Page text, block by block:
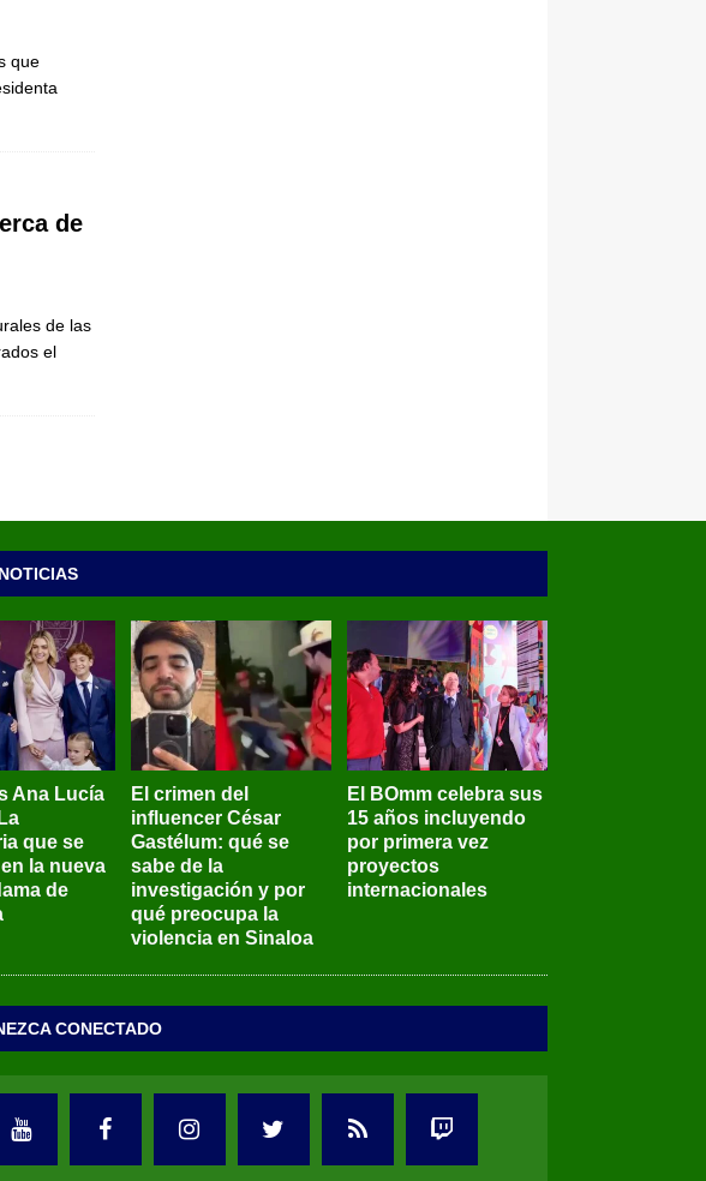
que
de
de las
el
Ana Lucía
que se
la nueva
de
El crimen del
influencer César
Gastélum: qué se
sabe de la
investigación y por
qué preocupa la
violencia en Sinaloa
El BOmm celebra sus
15 años incluyendo
por primera vez
proyectos
internacionales
CONECTADO